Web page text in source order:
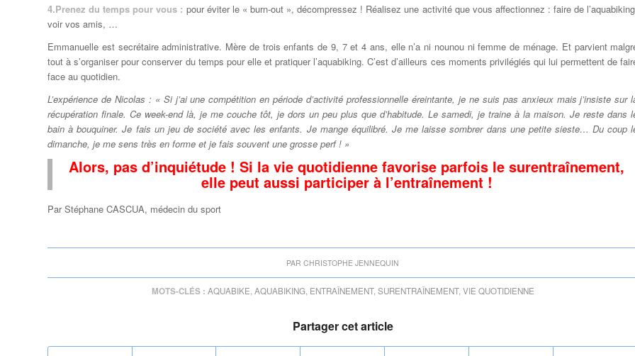
4.Prenez du temps pour vous : pour éviter le « burn-out », décompressez ! Réalisez une activité que vous affectionnez : faire de
voir vos amis, …
Emmanuelle est secrétaire administrative. Mère de trois enfants de 9, 7 et 4 ans, elle n’a ni nounou ni femme de ménage. Et parvient
tout à s’organiser pour conserver du temps pour elle et pratiquer l’aquabiking. C’est d’ailleurs ces moments privilégiés qui lui permettent de
face au quotidien.
L’expérience de Nicolas : « Si j’ai une compétition en période d’activité professionnelle éreintante, je ne suis pas anxieux mais j’insiste sur
récupération finale. Ce week-end là, je me couche tôt, je dors un peu plus que d’habitude. Le samedi, je traine à la maison. Je reste dans
bain à bouquiner. Je fais un jeu de société avec les enfants. Je mange équilibré. Je me laisse sombrer dans une petite sieste… Du coup
dimanche, je me sens très en forme et je fais souvent une grosse perf ! »
Alors, pas d’inquiétude ! Si la vie quotidienne favorise parfois le surentraînement,
elle peut aussi participer à l’entraînement !
Par Stéphane CASCUA, médecin du sport
PARCHRISTOPHE JENNEQUIN
MOTS-CLÉS : AQUABIKE AQUABIKING, ENTRAÎNEMENT, SURENTRAÎNEMENT, VIE QUOTIDIENNE
Partager cet article